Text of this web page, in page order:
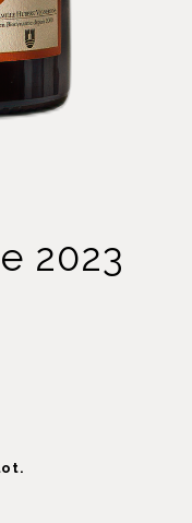
2023